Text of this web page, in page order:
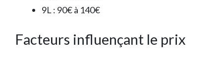
9L : 90€ à 140€
Facteurs influençant le prix